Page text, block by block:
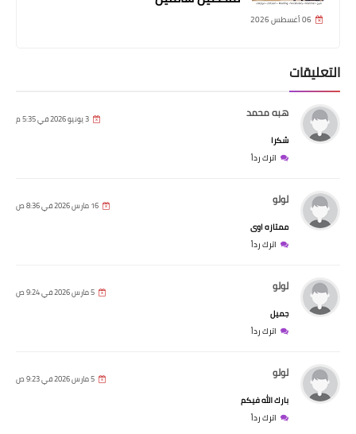
06 أغسطس 2026
التعليقات
هبه محمد 3 يونيو 2026 في 5:35 م
شكرا
اترك رداً
لولو 16 مارس 2026 في 8:36 ص
ممتازه اوى
اترك رداً
لولو 5 مارس 2026 في 9:24 ص
جميل
اترك رداً
لولو 5 مارس 2026 في 9:23 ص
بارك الله فيكم
اترك رداً